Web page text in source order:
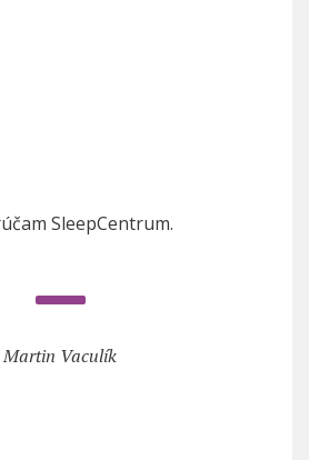
SleepCentrum.
Martin Vaculík